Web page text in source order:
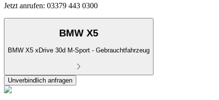
Jetzt anrufen: 03379 443 0300
BMW X5
BMW X5 xDrive 30d M-Sport - Gebrauchtfahrzeug
Unverbindlich anfragen